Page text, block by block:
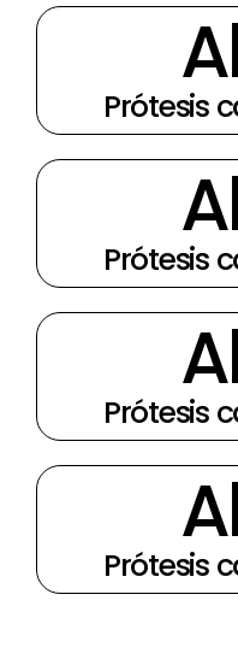
Prótesis
Prótesis
Prótesis
Prótesis